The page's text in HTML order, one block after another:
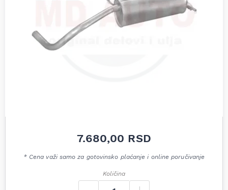
7.680,00 RSD
* Cena važi samo za gotovinsko plaćanje i online poručivanje
Količina